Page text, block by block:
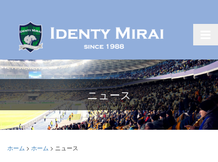
ニュース
ホーム > ホーム > ニュース